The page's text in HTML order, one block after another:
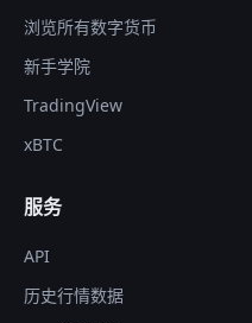
浏览所有数字货币
新手学院
TradingView
xBTC
服务
API
历史行情数据